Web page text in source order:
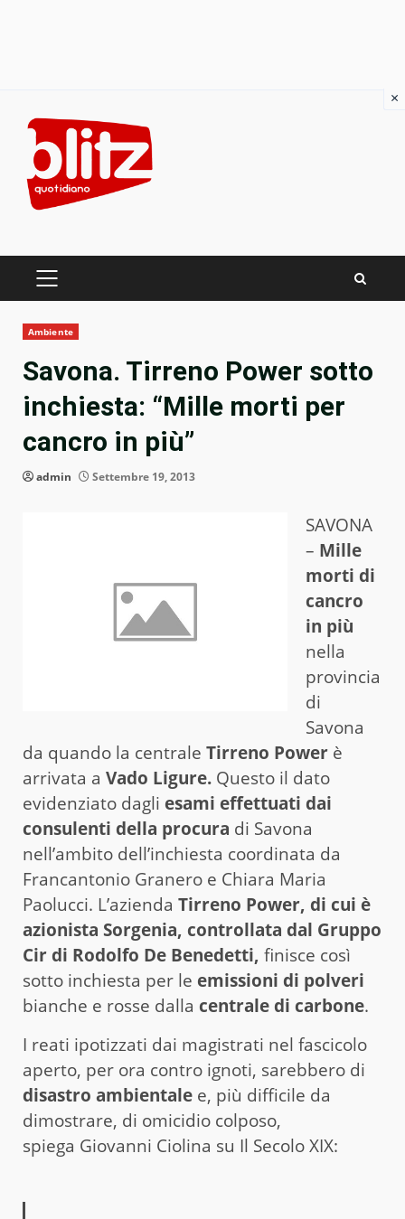
content
PRIMARY
Ambiente
Savona. Tirreno Power sotto
inchiesta: “Mille morti per
cancro in più”
admin Settembre 19, 2013
SAVONA
– Mille
morti di
cancro
in più
nella
provincia
di
Savona
da quando la centrale Tirreno Power è
arrivata a Vado Ligure. Questo il dato
evidenziato dagli esami effettuati dai
consulenti della procura di Savona
nell’ambito dell’inchiesta coordinata da
Francantonio Granero e Chiara Maria
Paolucci. L’azienda Tirreno Power, di cui è
azionista Sorgenia, controllata dal Gruppo
Cir di Rodolfo De Benedetti, finisce così
sotto inchiesta per le emissioni di polveri
bianche e rosse dalla centrale di carbone.
I reati ipotizzati dai magistrati nel fascicolo
aperto, per ora contro ignoti, sarebbero di
disastro ambientale e, più difficile da
dimostrare, di omicidio colposo,
spiega Giovanni Ciolina su Il Secolo XIX:
×